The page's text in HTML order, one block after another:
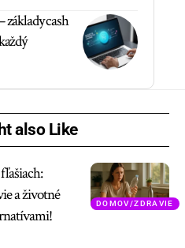
cash
also Like
DOMOV/ZDRAVIE
a životné